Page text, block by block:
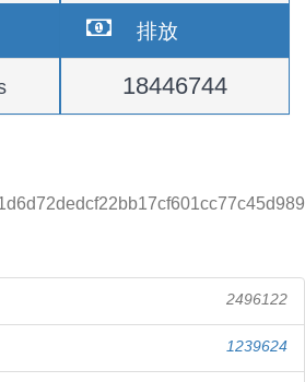
排放
18446744
2496122
1239624